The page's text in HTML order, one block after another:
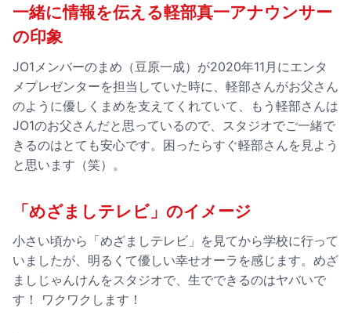
一緒に情報を伝える軽部真一アナウンサー
の印象
JO1メンバーのまめ（豆原一成）が2020年11月にエンタ
メプレゼンターを担当していた時に、軽部さんがお父さん
のように優しくまめを支えてくれていて、もう軽部さんは
JO1のお父さんだと思っているので、スタジオでご一緒で
きるのはとても安心です。困ったらすぐ軽部さんを見よう
と思います（笑）。
「めざましテレビ」のイメージ
小さい頃から「めざましテレビ」を見てから学校に行って
いましたが、明るくて優しい幸せオーラを感じます。めざ
ましじゃんけんをスタジオで、生でできるのはヤバいで
す！ ワクワクします！